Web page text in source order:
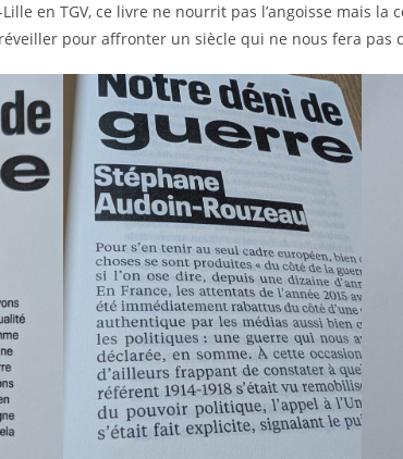
Lille en TGV, ce livre ne nourrit pas l’angoisse mais la
pour affronter un siècle qui ne nous fera pas